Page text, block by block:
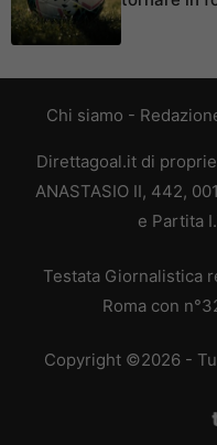
Chi siamo -
Direttagoal.it di
ANASTASIO II, 442,
e Partita
Testata Giornalistica
Roma con
Copyright ©2026 -